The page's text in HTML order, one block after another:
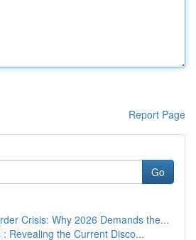
Report Page
Go
Crisis: Why 2026 Demands the...
Revealing the Current Disco...